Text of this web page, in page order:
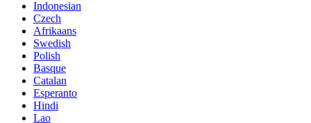
Indonesian
Czech
Afrikaans
Swedish
Polish
Basque
Catalan
Esperanto
Hindi
Lao